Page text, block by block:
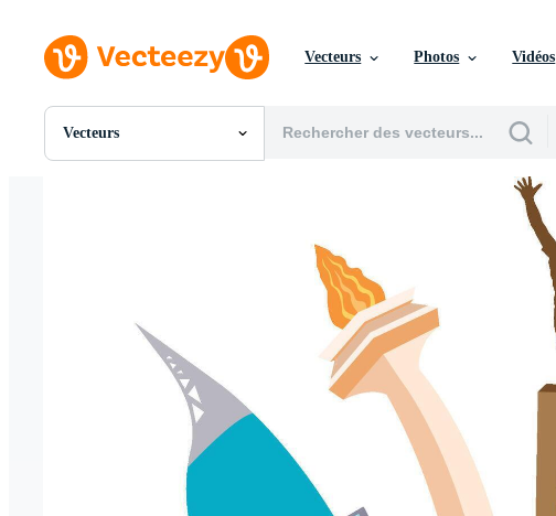
Vecteurs Photos Vidéos
Vecteurs
Toutes Images
Motion graphics
Images Éditoriales
Événements Éditoriaux